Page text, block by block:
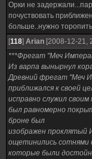
Орки не
почуствовать
больше..нужно
[118] Arian [2008-12-21,
***Фрегат "Меч
Из варпа вынырнул
Древний фрегат "Меч
приближался к своей
исправно служил
был равномерно
броне был
изображен проклятый
ощетинились сотнями
которые были